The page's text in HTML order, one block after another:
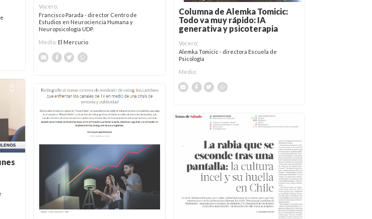
Vocero:
Francisco Parada - director Centro de
Estudios en Neurociencia Humana y
Neuropsicología UDP.
Medio: El Mercurio
Columna de Alemka Tomicic:
Todo va muy rápido: IA
generativa y psicoterapia
Vocero:
Alemka Tomicic - directora Escuela de
Psicología
Medio: